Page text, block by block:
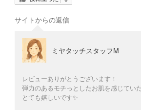
サイトからの返信
ミヤタッチスタッフM
レビューありがとうございます！
弾力のあるモチっとしたお肌を感じてい
とても嬉しいです✨